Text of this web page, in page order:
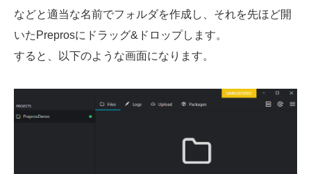
などと適当な名前でフォルダを作成し、それを先ほど開
いたPreprosにドラッグ&ドロップします。
すると、以下のような画面になります。